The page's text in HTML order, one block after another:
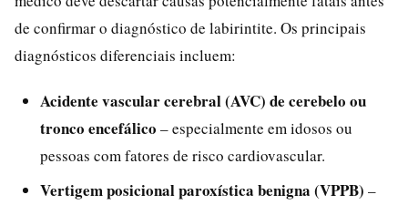
de confirmar o diagnóstico de labirintite. Os principais
diagnósticos diferenciais incluem:
Acidente vascular cerebral (AVC) de cerebelo ou
tronco encefálico – especialmente em idosos ou
pessoas com fatores de risco cardiovascular.
Vertigem posicional paroxística benigna (VPPB) –